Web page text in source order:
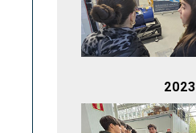
2023